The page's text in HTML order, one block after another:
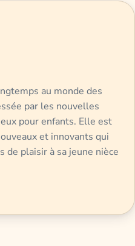
au monde des
par les nouvelles
pour enfants. Elle est
et innovants qui
de plaisir à sa jeune nièce